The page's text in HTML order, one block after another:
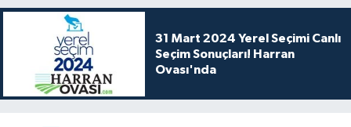
31 Mart 2024 Yerel Seçimi Canlı
Seçim Sonuçları! Harran
Ovası'nda